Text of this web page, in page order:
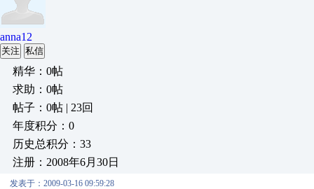
anna12
关注 私信
精华：0帖
求助：0帖
帖子：0帖 | 23回
年度积分：0
历史总积分：33
注册：2008年6月30日
发表于：2009-03-16 09:59:28